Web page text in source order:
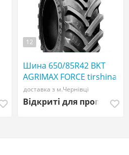
12
Шина 650/85R42 BKT
AGRIMAX FORCE tirshina -
АГРОШИНА ☎️
0507773380
доставка з м.Чернівці
Відкриті для